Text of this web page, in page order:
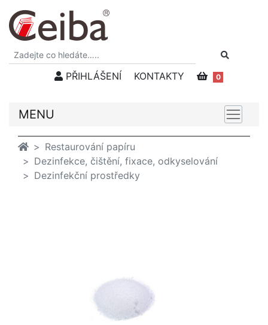
PŘIHLÁŠENÍ KONTAKTY 0
MENU
Restaurování papíru
Dezinfekce, čištění, fixace, odkyselování
Dezinfekční prostředky